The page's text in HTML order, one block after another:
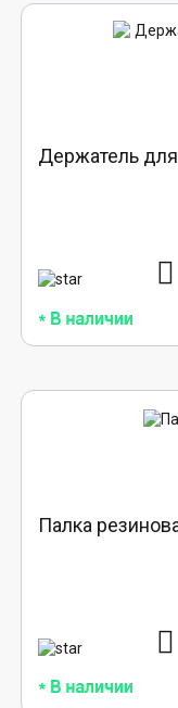
Держатель
Палка